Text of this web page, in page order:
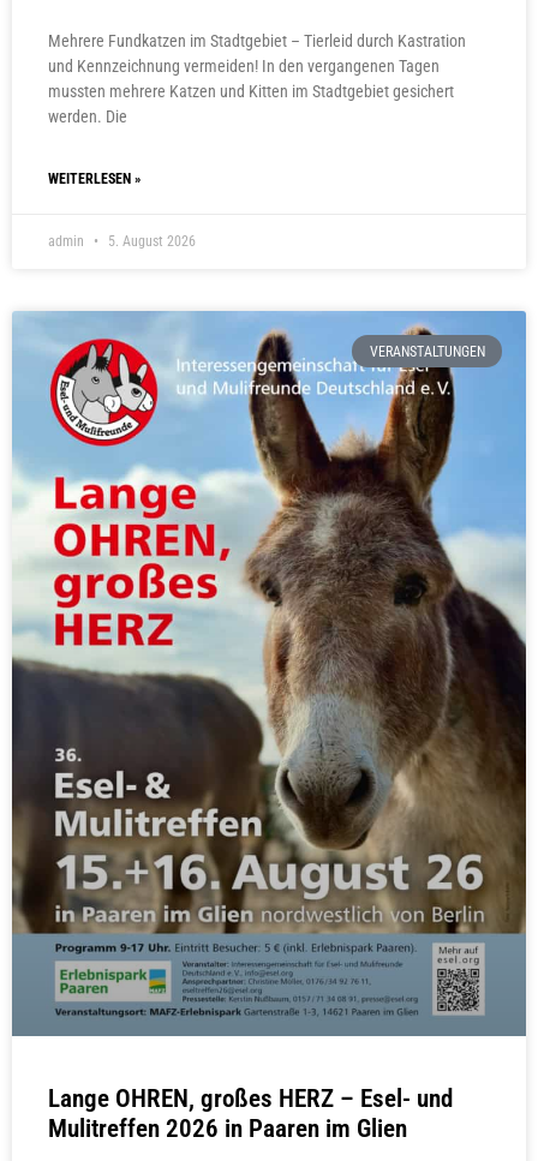
Mehrere Fundkatzen im Stadtgebiet – Tierleid durch Kastration
und Kennzeichnung vermeiden! In den vergangenen Tagen
mussten mehrere Katzen und Kitten im Stadtgebiet gesichert
werden. Die
WEITERLESEN »
admin 5. August 2026
VERANSTALTUNGEN
Lange OHREN, großes HERZ – Esel- und
Mulitreffen 2026 in Paaren im Glien